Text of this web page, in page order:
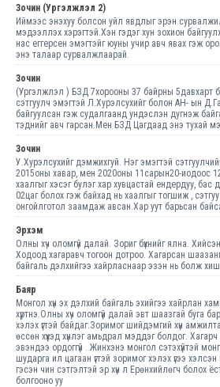
Зочин (Ургэлжлэл 2)
Иймээс энэхуу болсон уйл явдлыг эрэн
мэдээллэх хэрэгтэй.Хэн гэдэг хун зохион
нас еггерсен эмэгтэйг юуны учир авч явах гэж
энэ талаар сурвалжлаарай.
Зочин
(Ургэлжлэл ) БЗД 7хорооны 37 байрны 5давхарт
сэтгуулч эмэгтэй Л.Хурэлсухийг болон АН- ын
байгуулсан гэж судалгаанд ундэслэн дугнэж
тэднийг авч гарсан.Мен БЗД Цагдаад энэ тухай
Зочин
У.Хурэлсухийг дэмжихгуй. Нэг эмэгтэй
2015оны хавар, мен 2020оны 11сарын20-иодоос
хаалгыг хэсэг булэг хар хувцастай ендердуу, бас
02цаг болох гэж байхад нь хаалгыг тогшиж ,
онгойлготол заамдаж авсан.Хар уут барьсан
Эрхэм
Олны хүч оломгүй далай. Зориг бүхнийг ялна. Хийсэн
Ходоод хагаравч тогоон дотроо. Хагарсан
байгаль дэлхийгээ хайрласнаар эзэн нь болж
Баяр
Монгол хүн эх дэлхий байгаль эхийгээ хайрлан
хүртнэ.Олны хүч оломгүй далай эвт шаазгай буга
хэлэх үгтэй байдаг.Зоримог шийдэмгий хүн
өссөн хүүхэд хүнлэг амьдрал мэддэг болдог.
эвэндээ ордоггүй . Жинхэнэ монгол сэтэхүйтэй
шударга ил цагаан үгтэй зоримог хэлэх үгээ
гэсэн чин сэтгэлтэй эр хүн л Ерөнхийлөгч болох
болгооно уу